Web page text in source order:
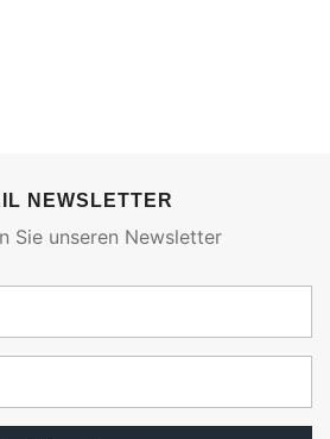
NEWSLETTER
Sie unseren Newsletter